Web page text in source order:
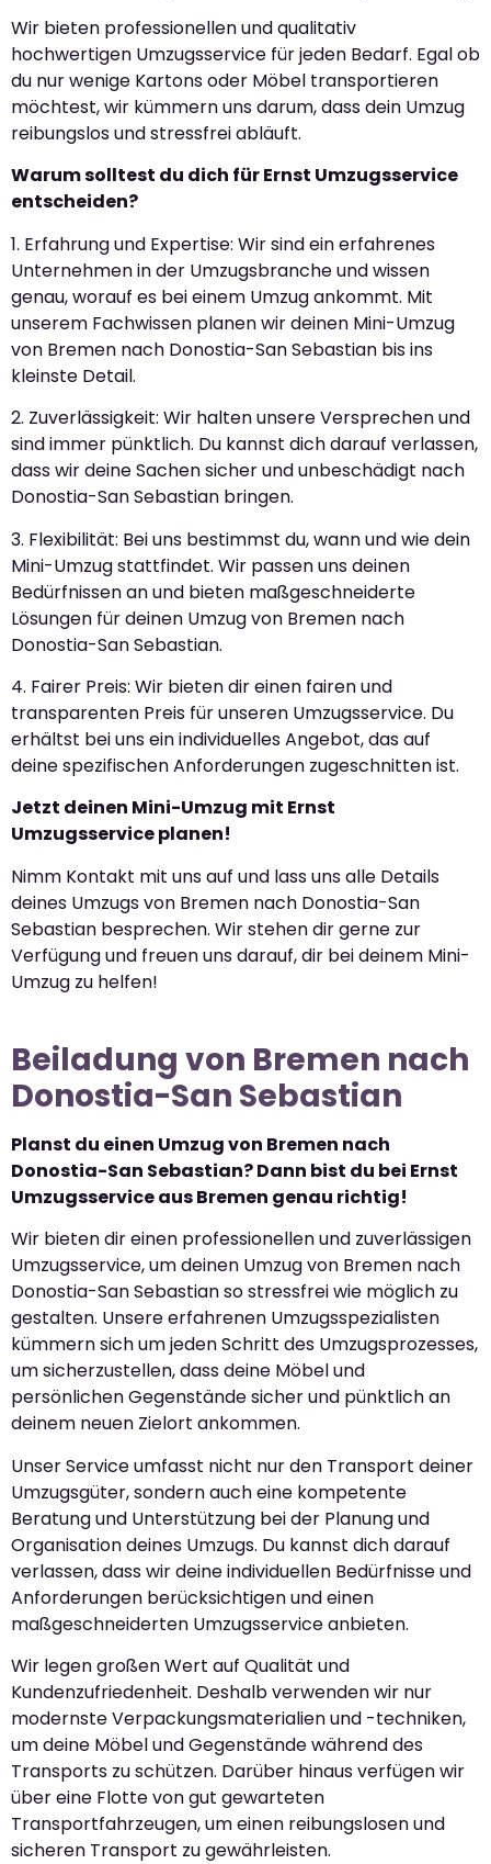
Wir bieten professionellen und qualitativ
hochwertigen Umzugsservice für jeden Bedarf. Egal ob
du nur wenige Kartons oder Möbel transportieren
möchtest, wir kümmern uns darum, dass dein Umzug
reibungslos und stressfrei abläuft.
Warum solltest du dich für Ernst Umzugsservice
entscheiden?
1. Erfahrung und Expertise: Wir sind ein erfahrenes
Unternehmen in der Umzugsbranche und wissen
genau, worauf es bei einem Umzug ankommt. Mit
unserem Fachwissen planen wir deinen Mini-Umzug
von Bremen nach Donostia-San Sebastian bis ins
kleinste Detail.
2. Zuverlässigkeit: Wir halten unsere Versprechen und
sind immer pünktlich. Du kannst dich darauf verlassen,
dass wir deine Sachen sicher und unbeschädigt nach
Donostia-San Sebastian bringen.
3. Flexibilität: Bei uns bestimmst du, wann und wie dein
Mini-Umzug stattfindet. Wir passen uns deinen
Bedürfnissen an und bieten maßgeschneiderte
Lösungen für deinen Umzug von Bremen nach
Donostia-San Sebastian.
4. Fairer Preis: Wir bieten dir einen fairen und
transparenten Preis für unseren Umzugsservice. Du
erhältst bei uns ein individuelles Angebot, das auf
deine spezifischen Anforderungen zugeschnitten ist.
Jetzt deinen Mini-Umzug mit Ernst
Umzugsservice planen!
Nimm Kontakt mit uns auf und lass uns alle Details
deines Umzugs von Bremen nach Donostia-San
Sebastian besprechen. Wir stehen dir gerne zur
Verfügung und freuen uns darauf, dir bei deinem Mini-
Umzug zu helfen!
Beiladung von Bremen nach
Donostia-San Sebastian
Planst du einen Umzug von Bremen nach
Donostia-San Sebastian? Dann bist du bei Ernst
Umzugsservice aus Bremen genau richtig!
Wir bieten dir einen professionellen und zuverlässigen
Umzugsservice, um deinen Umzug von Bremen nach
Donostia-San Sebastian so stressfrei wie möglich zu
gestalten. Unsere erfahrenen Umzugsspezialisten
kümmern sich um jeden Schritt des Umzugsprozesses,
um sicherzustellen, dass deine Möbel und
persönlichen Gegenstände sicher und pünktlich an
deinem neuen Zielort ankommen.
Unser Service umfasst nicht nur den Transport deiner
Umzugsgüter, sondern auch eine kompetente
Beratung und Unterstützung bei der Planung und
Organisation deines Umzugs. Du kannst dich darauf
verlassen, dass wir deine individuellen Bedürfnisse und
Anforderungen berücksichtigen und einen
maßgeschneiderten Umzugsservice anbieten.
Wir legen großen Wert auf Qualität und
Kundenzufriedenheit. Deshalb verwenden wir nur
modernste Verpackungsmaterialien und -techniken,
um deine Möbel und Gegenstände während des
Transports zu schützen. Darüber hinaus verfügen wir
über eine Flotte von gut gewarteten
Transportfahrzeugen, um einen reibungslosen und
sicheren Transport zu gewährleisten.